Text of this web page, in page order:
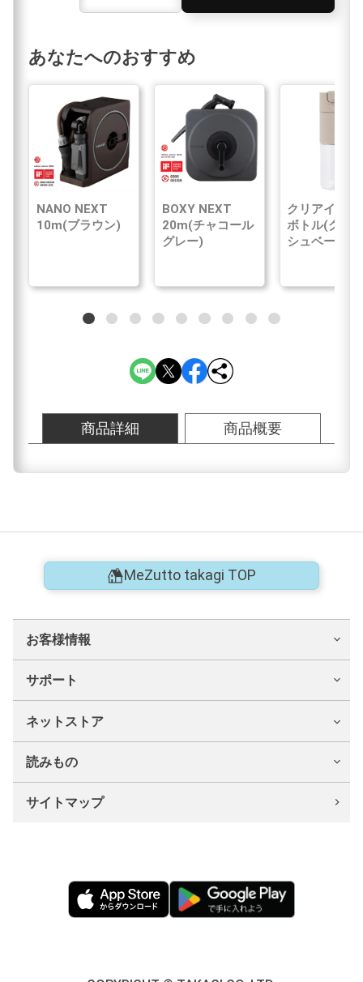
あなたへのおすすめ
NANO NEXT
10m(ブラウン)
BOXY NEXT
20m(チャコール
グレー)
クリアイン浄
ボトル(グレ
シュベージ
商品詳細 商品概要
MeZutto takagi TOP
お客様情報
サポート
ネットストア
読みもの
サイトマップ